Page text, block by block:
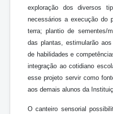
exploração dos diversos
necessários a execução do
terra; plantio de sementes/
das plantas, estimularão
de habilidades e
integração ao cotidiano
esse projeto servir como
aos demais alunos da
O canteiro sensorial